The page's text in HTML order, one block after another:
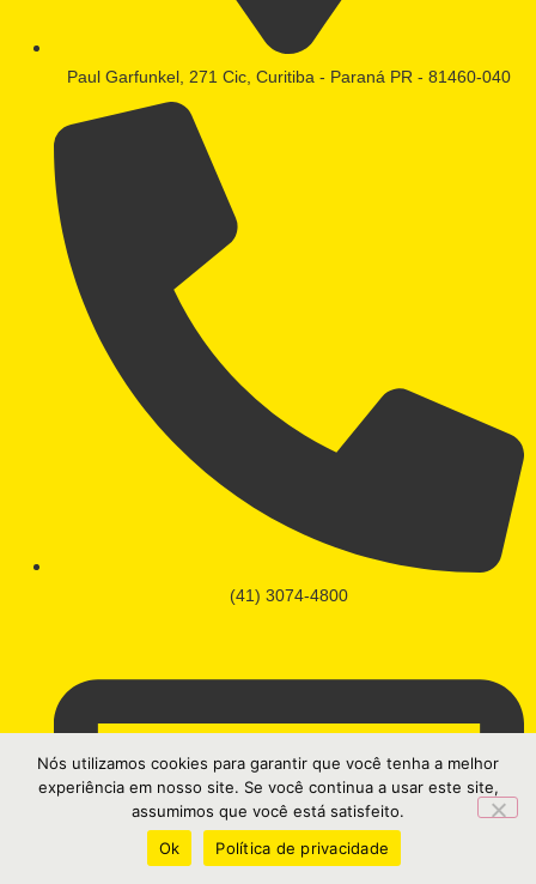
Paul Garfunkel, 271 Cic, Curitiba - Paraná PR - 81460-040
(41) 3074-4800
Nós utilizamos cookies para garantir que você tenha a melhor
experiência em nosso site. Se você continua a usar este site,
assumimos que você está satisfeito.
Ok
Política de privacidade